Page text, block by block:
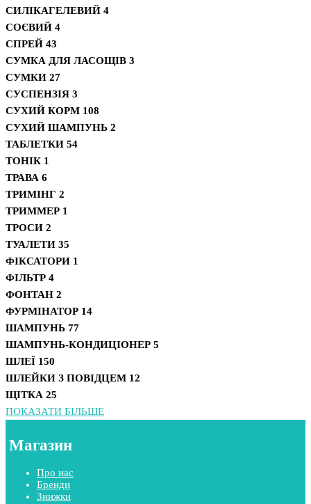
СИЛІКАГЕЛЕВИЙ 4
СОЄВИЙ 4
СПРЕЙ 43
СУМКА ДЛЯ ЛАСОЩІВ 3
СУМКИ 27
СУСПЕНЗІЯ 3
СУХИЙ КОРМ 108
СУХИЙ ШАМПУНЬ 2
ТАБЛЕТКИ 54
ТОНІК 1
ТРАВА 6
ТРИМІНГ 2
ТРИММЕР 1
ТРОСИ 2
ТУАЛЕТИ 35
ФІКСАТОРИ 1
ФІЛЬТР 4
ФОНТАН 2
ФУРМІНАТОР 14
ШАМПУНЬ 77
ШАМПУНЬ-КОНДИЦІОНЕР 5
ШЛЕЇ 150
ШЛЕЙКИ З ПОВІДЦЕМ 12
ЩІТКА 25
ПОКАЗАТИ БІЛЬШЕ
Магазин
Про нас
Бренди
Знижки